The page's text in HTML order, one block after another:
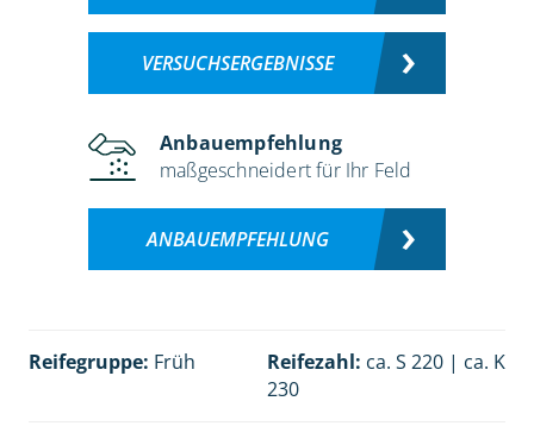
VERSUCHSERGEBNISSE
Anbauempfehlung
maßgeschneidert für Ihr Feld
ANBAUEMPFEHLUNG
Reifegruppe: Früh Reifezahl: ca. S 220 | ca. K
230